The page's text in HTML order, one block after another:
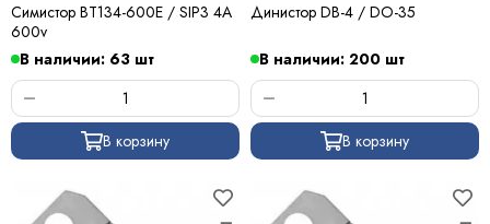
Симистор BT134-600E / SIP3 4A
600v
В наличии: 63 шт
В корзину
Динистор DB-4 / DO-35
В наличии: 200 шт
В корзину